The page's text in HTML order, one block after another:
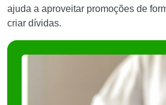
ajuda a aproveitar promoções de
criar dívidas.